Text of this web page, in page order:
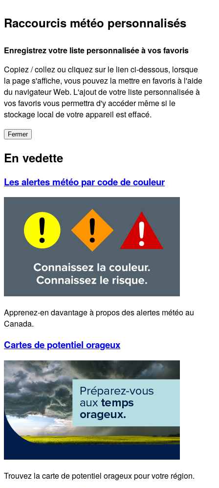
Raccourcis météo personnalisés
Enregistrez votre liste personnalisée à vos favoris
Copiez / collez ou cliquez sur le lien ci-dessous, lorsque
la page s'affiche, vous pouvez la mettre en favoris à l'aide
du navigateur Web. L'ajout de votre liste personnalisée à
vos favoris vous permettra d'y accéder même si le
stockage local de votre appareil est effacé.
Fermer
En vedette
Les alertes météo par code de couleur
Apprenez-en davantage à propos des alertes météo au
Canada.
Cartes de potentiel orageux
Trouvez la carte de potentiel orageux pour votre région.